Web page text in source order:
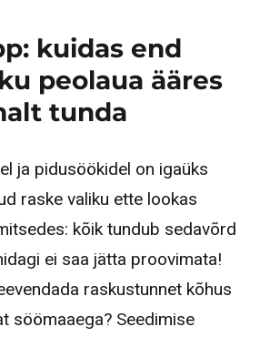
kuidas end
peolaua ääres
tunda
ja pidusöökidel on igaüks
raske valiku ette lookas
kõik tundub sedavõrd
ei saa jätta proovimata!
raskustunnet kõhus
söömaaega? Seedimise